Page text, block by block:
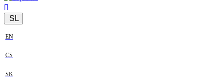
SL
EN
CS
SK